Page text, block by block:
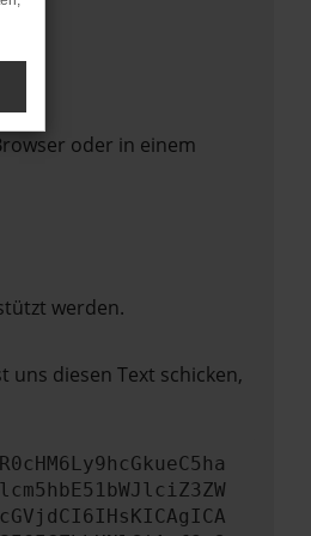
oder in einem
werden.
diesen Text schicken,